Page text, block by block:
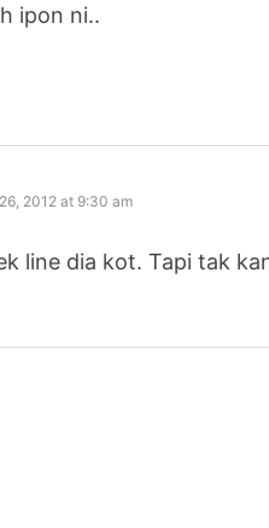
ipon ni..
2012 at 9:30 am
line dia kot. Tapi tak